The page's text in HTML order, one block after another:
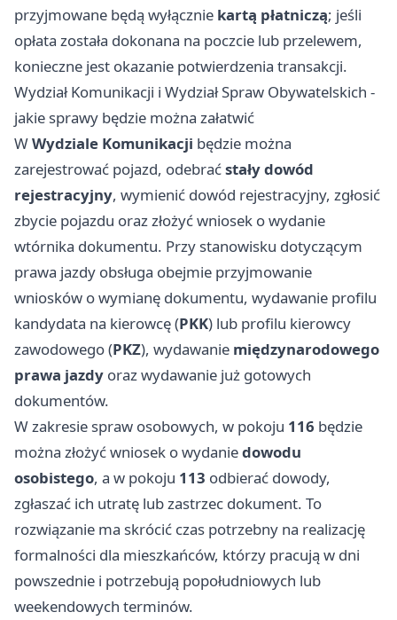
przyjmowane będą wyłącznie kartą płatniczą; jeśli
opłata została dokonana na poczcie lub przelewem,
konieczne jest okazanie potwierdzenia transakcji.
Wydział Komunikacji i Wydział Spraw Obywatelskich -
jakie sprawy będzie można załatwić
WWydziale Komunikacji będzie można
zarejestrować pojazd, odebraćstały dowód
rejestracyjny, wymienić dowód rejestracyjny, zgłosić
zbycie pojazdu oraz złożyć wniosek o wydanie
wtórnika dokumentu. Przy stanowisku dotyczącym
prawa jazdy obsługa obejmie przyjmowanie
wniosków o wymianę dokumentu, wydawanie profilu
kandydata na kierowcę (PKK) lub profilu kierowcy
zawodowego (PKZ), wydawanie międzynarodowego
prawa jazdy oraz wydawanie już gotowych
dokumentów.
W zakresie spraw osobowych, w pokoju 116 będzie
można złożyć wniosek o wydaniedowodu
osobistego, a w pokoju 113 odbierać dowody,
zgłaszać ich utratę lub zastrzec dokument. To
rozwiązanie ma skrócić czas potrzebny na realizację
formalności dla mieszkańców, którzy pracują w dni
powszednie i potrzebują popołudniowych lub
weekendowych terminów.